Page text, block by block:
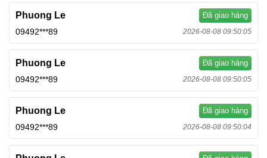
Phuong Le Đã giao hàng
09492***89 2026-08-08 09:50:05
Phuong Le Đã giao hàng
09492***89 2026-08-08 09:50:05
Phuong Le Đã giao hàng
09492***89 2026-08-08 09:50:04